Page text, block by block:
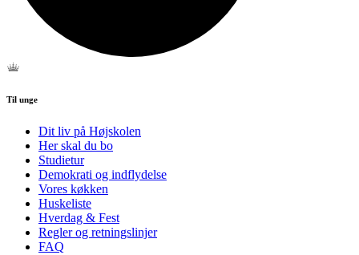
Til unge
Dit liv på Højskolen
Her skal du bo
Studietur
Demokrati og indflydelse
Vores køkken
Huskeliste
Hverdag & Fest
Regler og retningslinjer
FAQ